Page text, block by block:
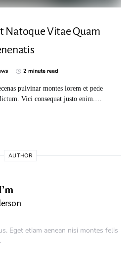
Natoque Vitae Quam
2 minute read
pulvinar montes lorem et pede
Vici consequat justo enim.…
AUTHOR
Eget etiam aenean nisi montes felis